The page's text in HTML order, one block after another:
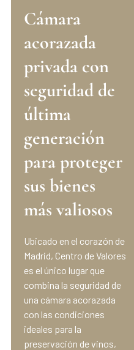
Cámara
acorazada
privada con
seguridad de
última
generación
para proteger
sus bienes
más valiosos​
Ubicado en el corazón de
Madrid, Centro de Valores
es el único lugar que
combina la seguridad de
una cámara acorazada
con las condiciones
ideales para la
preservación de vinos,